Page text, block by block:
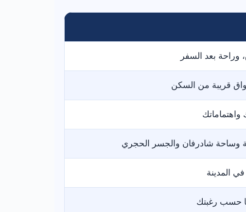
وراحة بعد السفر
قريبة من السكن
وساحة شادرفان والجسر الحجري
المدينة
حسب رغبتك